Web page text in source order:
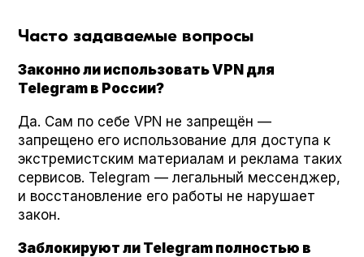
Часто задаваемые вопросы
Законно ли использовать VPN для
Telegram в России?
Да. Сам по себе VPN не запрещён —
запрещено его использование для доступа к
экстремистским материалам и реклама таких
сервисов. Telegram — легальный мессенджер,
и восстановление его работы не нарушает
закон.
Заблокируют ли Telegram полностью в